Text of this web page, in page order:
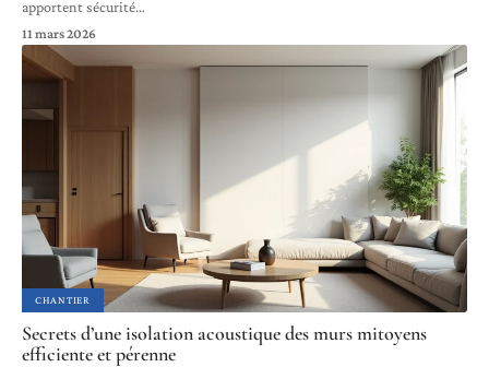
apportent sécurité…
11 mars 2026
CHANTIER
Secrets d’une isolation acoustique des murs mitoyens
efficiente et pérenne